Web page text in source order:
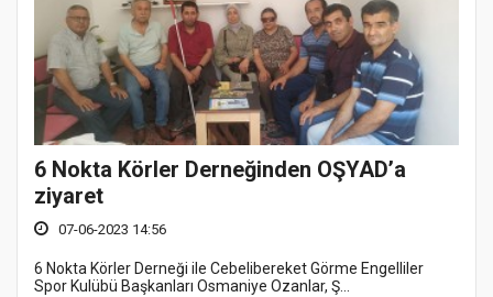
6 Nokta Körler Derneğinden OŞYAD’a
ziyaret
07-06-2023 14:56
6 Nokta Körler Derneği ile Cebelibereket Görme Engelliler
Spor Kulübü Başkanları Osmaniye Ozanlar, Ş...